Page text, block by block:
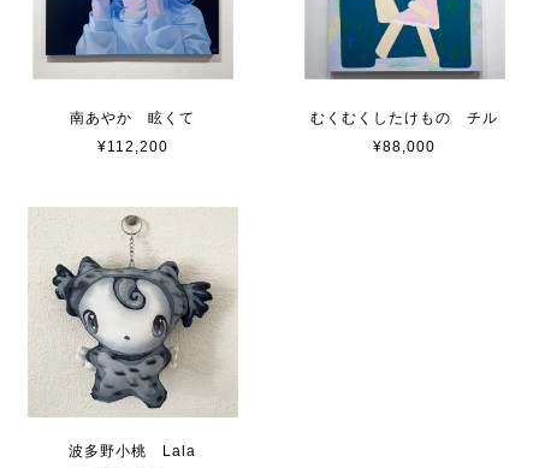
南あやか 眩くて
¥112,200
むくむくしたけもの チル
¥88,000
波多野小桃 Lala